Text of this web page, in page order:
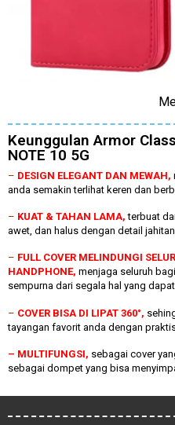
Keunggulan Armor
NOTE 10 5G
– DESIGN ELEGANT DAN MEWAH,
anda semakin terlihat keren dan
– KUAT & TAHAN LAMA,terbuat
awet, dan halus dengan detail
– FULL COVER MELINDUNGI
HANDPHONE, menjaga seluruh
sempurna dari segala hal yang
– COVER BISA DI LIPAT 360°,
tayangan favorit anda dengan
– MULTIFUNGSI, sebagai cover
sebagai dompet yang bisa